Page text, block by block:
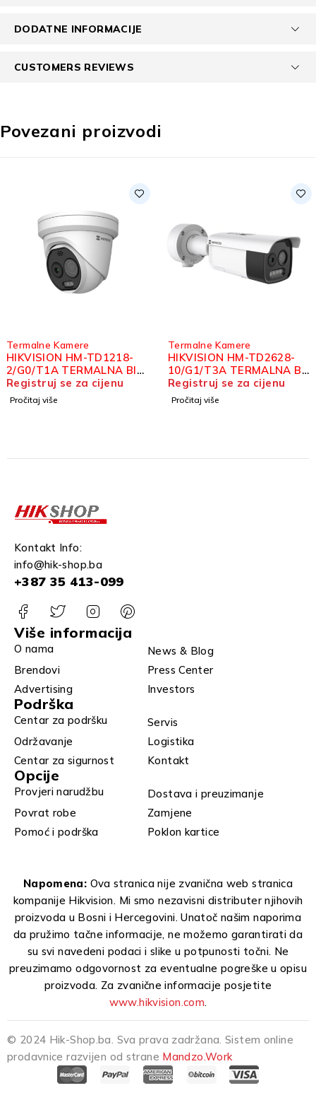
DODATNE INFORMACIJE
CUSTOMERS REVIEWS
Povezani proizvodi
Kamere
HM-TD1218-
T1A TERMALNA BI-
IP TURRET
se za cijenu
više
Termalne Kamere
HIKVISION HM-TD2628-
10/G1/T3A TERMALNA BI-
SPECTRUM IP BULLET
KAMERA
Registruj se za cijenu
Pročitaj više
Kontakt Info:
info@hik-shop.ba
+387 35 413-099
Više informacija
O nama
News & Blog
Brendovi
Press Center
Advertising
Investors
Podrška
Centar za podršku
Servis
Održavanje
Logistika
Centar za sigurnost
Kontakt
Opcije
Provjeri narudžbu
Dostava i preuzimanje
Povrat robe
Zamjene
Pomoć i podrška
Poklon kartice
Napomena: Ova stranica nije zvanična web stranica
kompanije Hikvision. Mi smo nezavisni distributer njihovih
proizvoda u Bosni i Hercegovini. Unatoč našim naporima
da pružimo tačne informacije, ne možemo garantirati da
su svi navedeni podaci i slike u potpunosti točni. Ne
preuzimamo odgovornost za eventualne pogreške u opisu
proizvoda. Za zvanične informacije posjetite
www.hikvision.com.
© 2024 Hik-Shop.ba. Sva prava zadržana. Sistem online
prodavnice razvijen od strane Mandzo.Work